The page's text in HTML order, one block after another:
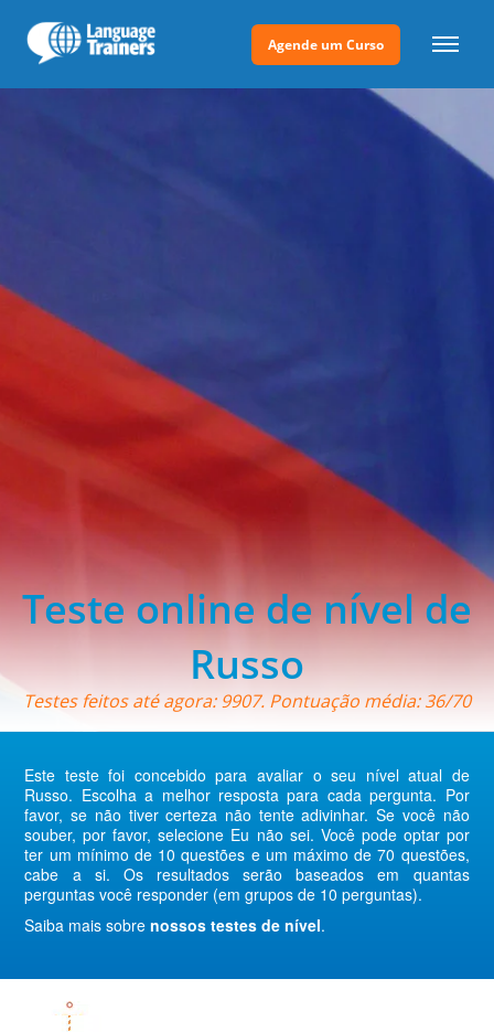
Agende um Curso
Teste online de nível de
Russo
Testes feitos até agora: 9907. Pontuação média: 36/70
Este teste foi concebido para avaliar o seu nível atual de
Russo. Escolha a melhor resposta para cada pergunta. Por
favor, se não tiver certeza não tente adivinhar. Se você não
souber, por favor, selecione Eu não sei. Você pode optar por
ter um mínimo de 10 questões e um máximo de 70 questões,
cabe a si. Os resultados serão baseados em quantas
perguntas você responder (em grupos de 10 perguntas).
Saiba mais sobrenossos testes de nível.